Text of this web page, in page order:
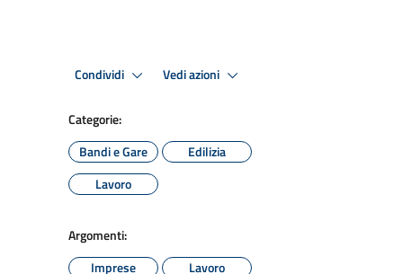
Condividi Vedi azioni
Categorie:
Bandi e Gare
Edilizia
Lavoro
Argomenti:
Imprese
Lavoro